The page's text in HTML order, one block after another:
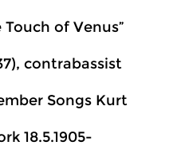
Touch of Venus”
contrabassist
Songs Kurt
18.5.1905-